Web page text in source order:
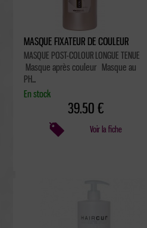
MASQUE FIXATEUR DE COULEUR
MASQUE POST-COLOUR LONGUE TENUE
Masque après couleur Masque au
PH...
En stock
39.50 €
Voir la fiche